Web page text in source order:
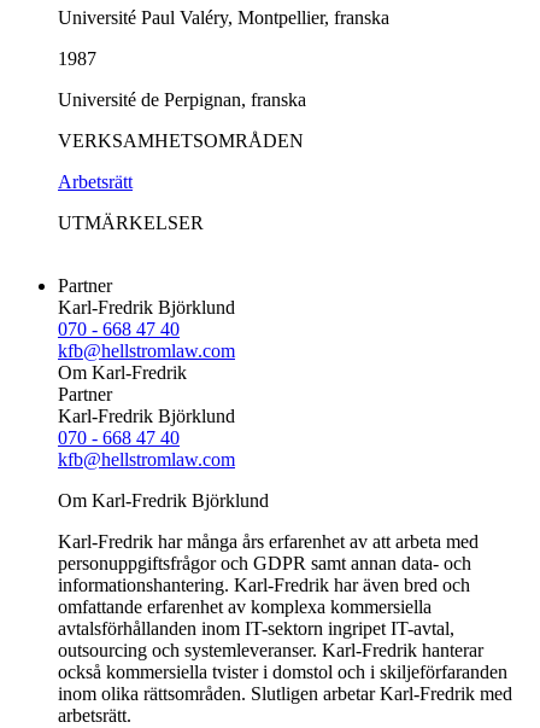
Université Paul Valéry, Montpellier, franska
1987
Université de Perpignan, franska
VERKSAMHETSOMRÅDEN
Arbetsrätt
UTMÄRKELSER
Partner
Karl-Fredrik Björklund
070 - 668 47 40
kfb@hellstromlaw.com
Om Karl-Fredrik
Partner
Karl-Fredrik Björklund
070 - 668 47 40
kfb@hellstromlaw.com
Om Karl-Fredrik Björklund
Karl-Fredrik har många års erfarenhet av att arbeta med
personuppgiftsfrågor och GDPR samt annan data- och
informationshantering. Karl-Fredrik har även bred och
omfattande erfarenhet av komplexa kommersiella
avtalsförhållanden inom IT-sektorn ingripet IT-avtal,
outsourcing och systemleveranser. Karl-Fredrik hanterar
också kommersiella tvister i domstol och i skiljeförfaranden
inom olika rättsområden. Slutligen arbetar Karl-Fredrik med
arbetsrätt.